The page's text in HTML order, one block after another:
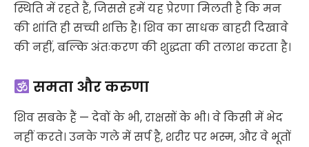
स्थिति में रहते हैं, जिससे हमें यह प्रेरणा मिलती है कि मन
की शांति ही सच्ची शक्ति है। शिव का साधक बाहरी दिखावे
की नहीं, बल्कि अंतःकरण की शुद्धता की तलाश करता है।
समता और करुणा
शिव सबके हैं — देवों के भी, राक्षसों के भी। वे किसी में भेद
नहीं करते। उनके गले में सर्प है, शरीर पर भस्म, और वे भूतों